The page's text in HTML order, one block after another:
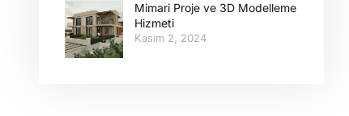
Mimari Proje ve 3D Modelleme
Hizmeti
Kasım 2, 2024